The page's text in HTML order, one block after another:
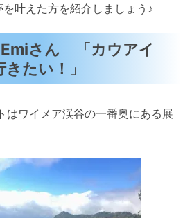
叶えた方を紹介しましょう♪
さん 「カウアイ
たい！」
はワイメア渓谷の一番奥にある展